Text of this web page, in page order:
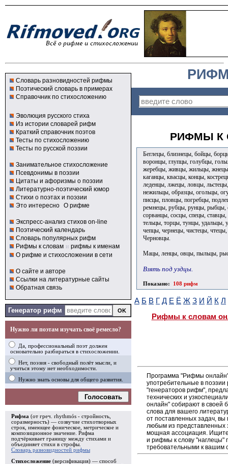
Словарь разновидностей рифмы
Поэтический словарь в примерах
Справочник по стихосложению
Эволюция русского стиха
Из истории словарей рифм
Краткий справочник поэтов
Тесты по стихосложению
Тесты по русской поэзии
Занимательное стихосложение
Псевдонимы в поэзии
Цитаты и афоризмы о поэзии
Литературно-поэтический юмор
Стихи о поэтах и поэзии
Это интересно О рифме
Экспресс-анализ стихов on-line
Поэтический календарь
Словарь популярных рифм
Рифмы к словам и рифмы к именам
О рифме и стихосложении в сети
О сайте и авторе
Ссылки на литературные сайты
Обратная связь
Генератор рифм
Нужно ли поэтам изучать своё ремесло?
Да, профессиональный поэт должен
основательно разбираться в стихосложении.
Нет, поэзия - свободный полёт мысли, и
учиться этому нет необходимости.
Нужно знать основы для общего развития.
Голосовать
Рифма (от греч. rhythmós - стройность,
соразмерность) — созвучие стихотворных
строк, имеющее фоническое, метрическое и
композиционное значение. Рифма
подчёркивает границу между стихами и
объединяет стихи в строфы
Словарь разновидностей рифмы
Стихосложение (версификация) — способ
РИФМЫ К
Беглецы, близнецы, бойцы,
воронцы, глупцы, голубцы,
жеребцы, живцы, жильцы,
каганцы, квасцы, концы,
леденцы, лжецы, ловцы,
нежильцы, образцы, огольцы,
писцы, пловцы, погребцы,
ремнецы, рубцы, рунцы, рыбцы,
сорванцы, сосцы, спецы,
тельцы, торцы, тунцы, удальцы,
чепцы, чернецы, чистецы,
Черновцы.
Мацы, ленцы, овцы, пыльцы,
Взять под уздцы.
Показано: 108 рифм
А Б В Г Д Е Ё Ж З И Й К Л
Рифмы к словам
Программа "Рифмы
употребительные в
"генераторов рифм",
технических и
онлайн" собирают в своей
слова для вашего
от поставленных задач,
любым из
мощная ассоциация. Ищите
и рифмы к слову "наглецы"
требовательными к вашим